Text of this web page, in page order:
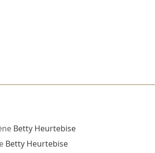
Betty Heurtebise
Betty Heurtebise